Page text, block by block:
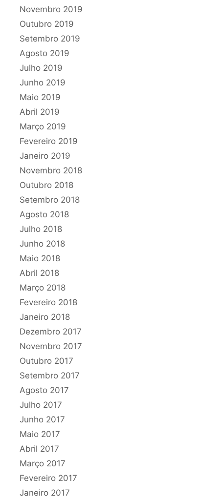
Novembro 2019
Outubro 2019
Setembro 2019
Agosto 2019
Julho 2019
Junho 2019
Maio 2019
Abril 2019
Março 2019
Fevereiro 2019
Janeiro 2019
Novembro 2018
Outubro 2018
Setembro 2018
Agosto 2018
Julho 2018
Junho 2018
Maio 2018
Abril 2018
Março 2018
Fevereiro 2018
Janeiro 2018
Dezembro 2017
Novembro 2017
Outubro 2017
Setembro 2017
Agosto 2017
Julho 2017
Junho 2017
Maio 2017
Abril 2017
Março 2017
Fevereiro 2017
Janeiro 2017